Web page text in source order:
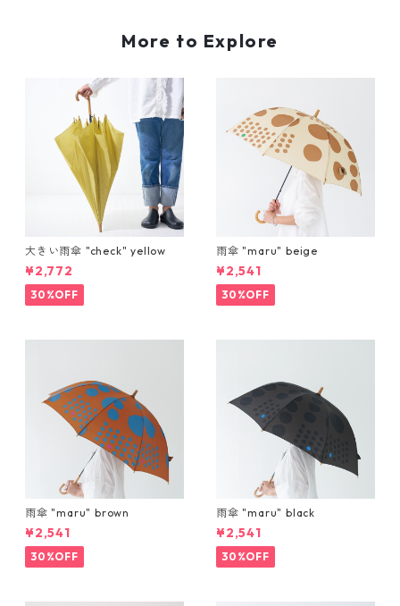
More to Explore
大きい雨傘 "check" yellow
¥2,772
30%OFF
雨傘 "maru" beige
¥2,541
30%OFF
雨傘 "maru" brown
¥2,541
30%OFF
雨傘 "maru" black
¥2,541
30%OFF